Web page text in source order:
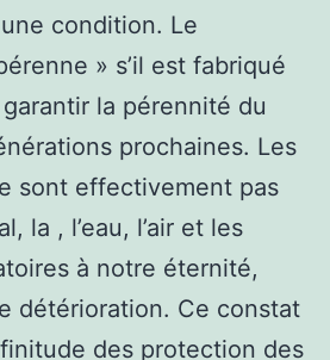
condition. Le
» s’il est fabriqué
la pérennité du
prochaines. Les
sont effectivement pas
la , l’eau, l’air et les
à notre éternité,
détérioration. Ce constat
des protection des